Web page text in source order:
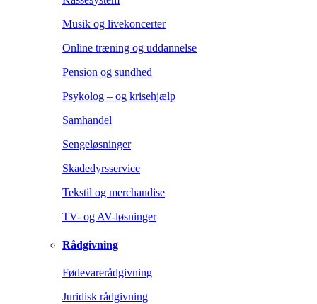
Musik og livekoncerter
Online træning og uddannelse
Pension og sundhed
Psykolog – og krisehjælp
Samhandel
Sengeløsninger
Skadedyrsservice
Tekstil og merchandise
TV- og AV-løsninger
Rådgivning
Fødevarerådgivning
Juridisk rådgivning